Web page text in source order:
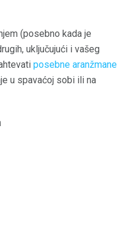
(posebno kada je
uključujući i vašeg
posebne aranžmane
u spavaćoj sobi ili na